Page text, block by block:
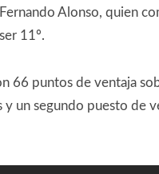
Alonso, quien
11º.
66 puntos de ventaja
un segundo puesto de